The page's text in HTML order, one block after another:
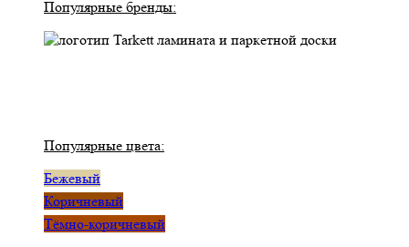
Популярные бренды:
Популярные цвета:
Бежевый
Коричневый
Тёмно-коричневый